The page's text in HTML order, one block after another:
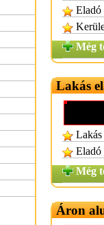
Eladó
Még
Lakás
Lakás
Eladó
Még
Áron